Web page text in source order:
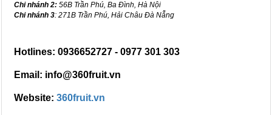
Chi nhánh 2: 56B Trần Phú, Ba Đình, Hà Nội
Chi nhánh 3: 271B Trần Phú, Hải Châu Đà Nẵng
Hotlines: 0936652727 - 0977 301 303
Email: info@360fruit.vn
Website: 360fruit.vn